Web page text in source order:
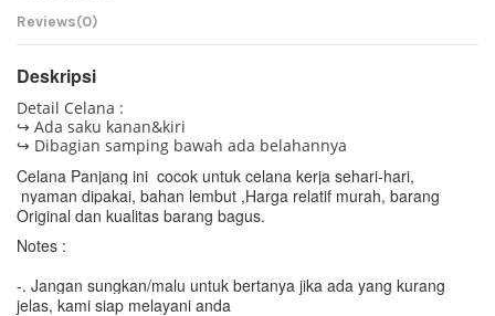
Reviews(0)
Deskripsi
Detail Celana :
↪ Ada saku kanan&kiri
↪ Dibagian samping bawah ada belahannya
Celana Panjang ini cocok untuk celana kerja sehari-hari,
nyaman dipakai, bahan lembut ,Harga relatif murah, barang
Original dan kualitas barang bagus.
Notes :
-. Jangan sungkan/malu untuk bertanya jika ada yang kurang
jelas, kami siap melayani anda